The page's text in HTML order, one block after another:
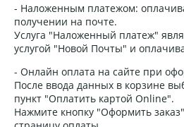
- Наложенным платежом:
получении на почте.
Услуга "Наложенный платеж"
услугой "Новой Почты" и
- Онлайн оплата на сайте при
После ввода данных в корзине
пункт "Оплатить картой Online".
Нажмите кнопку "Оформить